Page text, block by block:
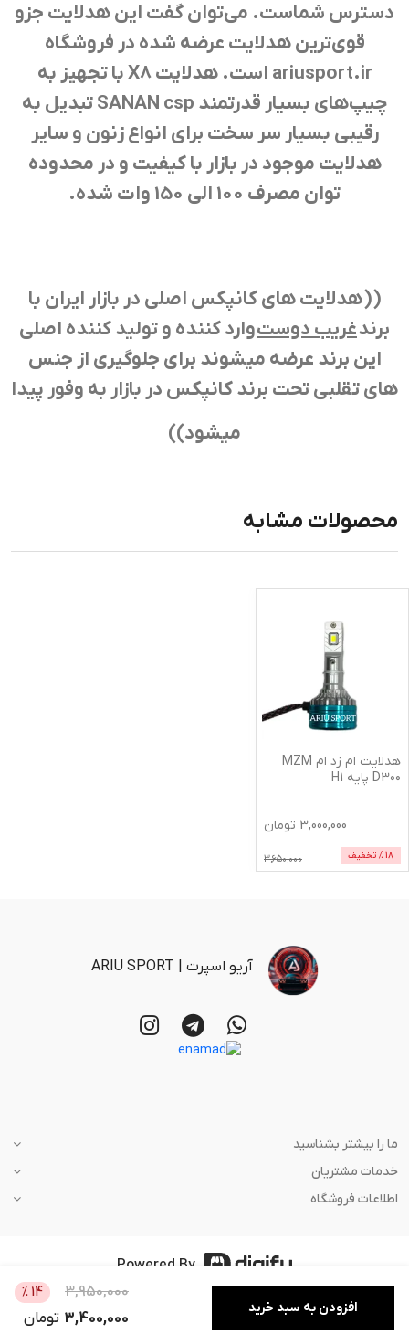
افزودن به سبد خرید
3,950,000
14
%
3,400,000 تومان
دسترس شماست. می‌توان گفت این هدلایت جزو
قوی‌ترین هدلایت عرضه شده در فروشگاه
ariusport.ir است. هدلایت X8 با تجهیز به
چیپ‌های بسیار قدرتمند SANAN csp تبدیل به
رقیبی بسیار سر سخت برای انواع زنون و سایر
هدلایت موجود در بازار با کیفیت و در محدوده
توان مصرف 100 الی 150 وات شده.
(( هدلایت های کانپکس اصلی در بازار ایران با
برندغریب دوستوارد کننده و تولید کننده اصلی
این برند عرضه میشوند برای جلوگیری از جنس
های تقلبی تحت برند کانپکس در بازار به وفور پیدا
میشود))
محصولات مشابه
هدلایت ام زد ام MZM
D300 پایه H1
3,000,000 تومان
18 % تخفیف 3,650,000
آریو اسپرت | ARIU SPORT
ما را بیشتر بشناسید
خدمات مشتریان
اطلاعات فروشگاه
Powered By